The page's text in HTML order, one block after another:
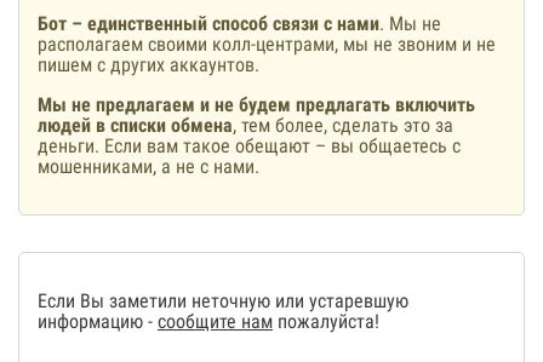
Бот – единственный способ связи с нами. Мы не
располагаем своими колл-центрами, мы не звоним и не
пишем с других аккаунтов.
Мы не предлагаем и не будем предлагать включить
людей в списки обмена, тем более, сделать это за
деньги. Если вам такое обещают – вы общаетесь с
мошенниками, а не с нами.
Если Вы заметили неточную или устаревшую
информацию - сообщите нам пожалуйста!